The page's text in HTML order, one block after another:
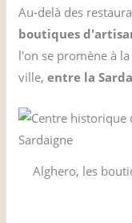
Au-delà des
boutiques
l'on se promène à
ville,entre la
Alghero, les